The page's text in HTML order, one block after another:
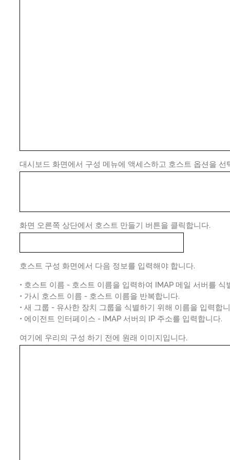
대시보드 화면에서 구성 메뉴에 액세스하고 호스트 옵션을 선
화면 오른쪽 상단에서 호스트 만들기 버튼을 클릭합니다.
호스트 구성 화면에서 다음 정보를 입력해야 합니다.
• 호스트 이름 - 호스트 이름을 입력하여 IMAP 메일 서버를 식
• 가시 호스트 이름 - 호스트 이름을 반복합니다.
• 새 그룹 - 유사한 장치 그룹을 식별하기 위해 이름을 입력합
• 에이전트 인터페이스 - IMAP 서버의 IP 주소를 입력합니다.
여기에 우리의 구성 하기 전에 원래 이미지입니다.